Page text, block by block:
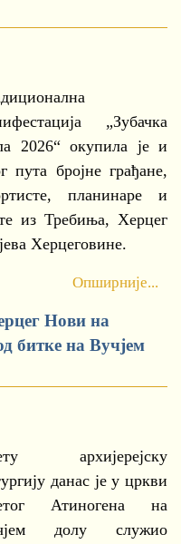
„Зубачка
2026“ окупила је и
пута бројне грађане,
планинаре и
из Требиња, Херцег
Херцеговине.
Опширније...
Нови на
битке на Вучјем
архијерејску
данас је у цркви
Атиногена на
долу служио